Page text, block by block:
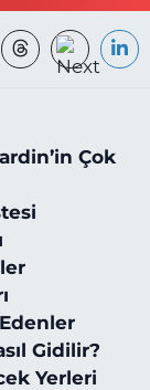
Çok
Gidilir?
Yerleri